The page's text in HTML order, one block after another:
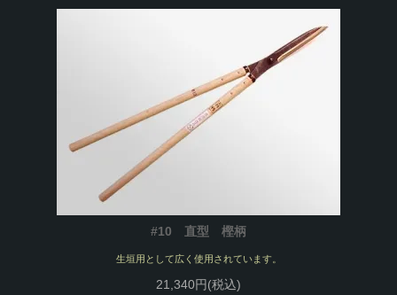
#10 直型 樫柄
生垣用として広く使用されています。
21,340円(税込)